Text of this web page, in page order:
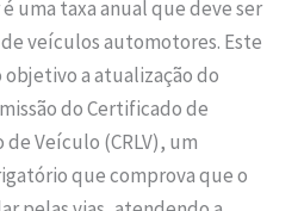
uma taxa anual que deve ser
veículos automotores. Este
a atualização do
do Certificado de
Veículo (CRLV), um
que comprova que o